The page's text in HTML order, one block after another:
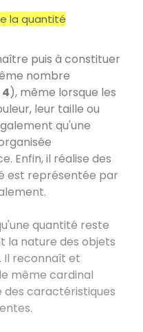
la quantité
puis à constituer
nombre
4), même lorsque les
leur taille ou
qu'une
Enfin, il réalise des
est représentée par
quantité reste
la nature des objets
Il reconnaît et
même cardinal
des caractéristiques